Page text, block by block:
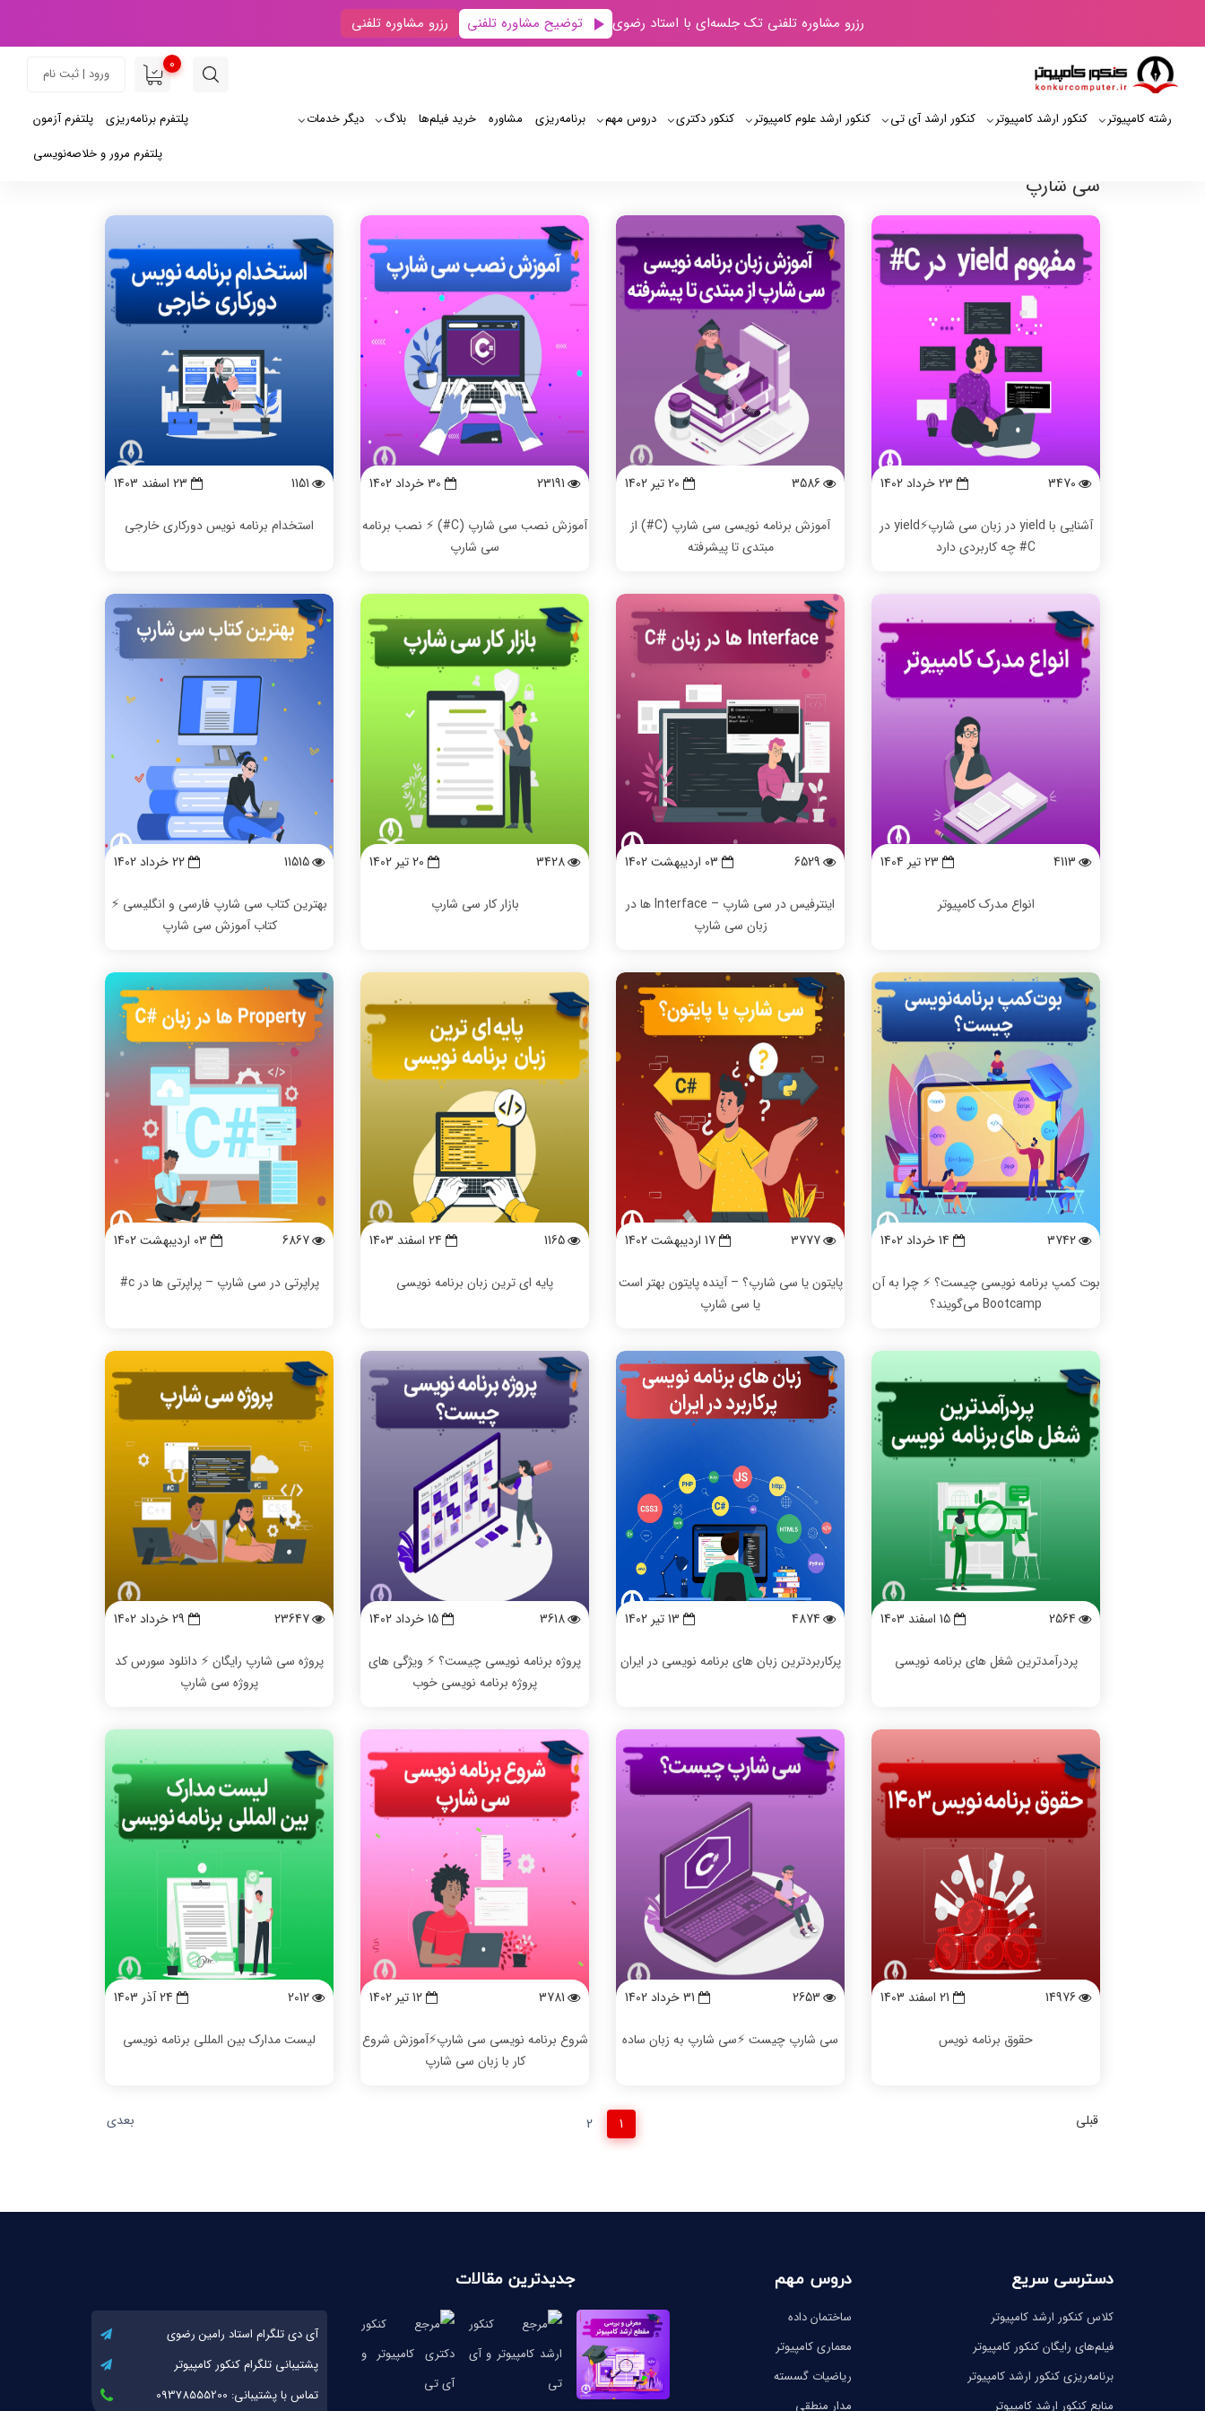
رزرو مشاوره تلفنی تک جلسه‌ای با استاد رضوی توضیح مشاوره تلفنی رزرو مشاوره تلفنی
0
ورود | ثبت نام
رشته کامپیوتر کنکور ارشد کامپیوتر کنکور ارشد آی‌ تی کنکور ارشد علوم کامپیوتر کنکور دکتری دروس مهم برنامه‌‌ریزی مشاوره خرید فیلم‌ها بلاگ دیگر خدمات پلتفرم آزمون
پلتفرم برنامه‌ریزی
پلتفرم مرور و خلاصه‌نویسی
سی شارپ
3470 23 خرداد 1402
آشنایی با yield در زبان سی شارپ⚡️yield در
C# چه کاربردی دارد
3586 20 تیر 1402
آموزش برنامه نویسی سی شارپ (C#) از
مبتدی تا پیشرفته
23191 30 خرداد 1402
آموزش نصب سی شارپ (C#) ⚡️ نصب برنامه
سی شارپ
1151 23 اسفند 1403
استخدام برنامه نویس دورکاری خارجی
4113 23 تیر 1404
انواع مدرک کامپیوتر
6529 03 ارديبهشت 1402
اینترفیس در سی شارپ – Interface ها در
زبان سی شارپ
3428 20 تیر 1402
بازار کار سی شارپ
11515 22 خرداد 1402
بهترین کتاب سی شارپ فارسی و انگلیسی ⚡️
کتاب آموزش سی شارپ
3742 14 خرداد 1402
بوت کمپ برنامه نویسی چیست؟ ⚡️ چرا به آن
Bootcamp می‌گویند؟
3777 17 ارديبهشت 1402
پایتون یا سی شارپ؟ – آینده پایتون بهتر است
یا سی شارپ
1165 24 اسفند 1403
پایه ای ترین زبان برنامه نویسی
6867 03 ارديبهشت 1402
پراپرتی در سی شارپ – پراپرتی ها در c#
2564 15 اسفند 1403
پردرآمدترین شغل های برنامه نویسی
4874 13 تیر 1402
پرکاربردترین زبان های برنامه نویسی در ایران
3618 15 خرداد 1402
پروژه برنامه نویسی چیست؟ ⚡️ ویژگی های
پروژه برنامه نویسی خوب
23647 29 خرداد 1402
پروژه سی شارپ رایگان ⚡️ دانلود سورس کد
پروژه سی شارپ
14976 21 اسفند 1403
حقوق برنامه نویس
2653 31 خرداد 1402
سی شارپ چیست ⚡️سی شارپ به زبان ساده
3781 12 تیر 1402
شروع برنامه نویسی سی شارپ⚡️آموزش شروع
کار با زبان سی شارپ
2012 24 آذر 1403
لیست مدارک بین المللی برنامه نویسی
قبلی 1
2 بعدی
دسترسی سریع
کلاس کنکور ارشد کامپیوتر
فیلم‌های رایگان کنکور کامپیوتر
برنامه‌ریزی کنکور ارشد کامپیوتر
منابع کنکور ارشد کامپیوتر
دروس مهم
ساختمان داده
معماری کامپیوتر
ریاضیات گسسته
مدار منطقی
جدیدترین مقالات
آی دی تلگرام استاد رامین رضوی
پشتیبانی تلگرام کنکور کامپیوتر
تماس با پشتیبانی: 09378555200